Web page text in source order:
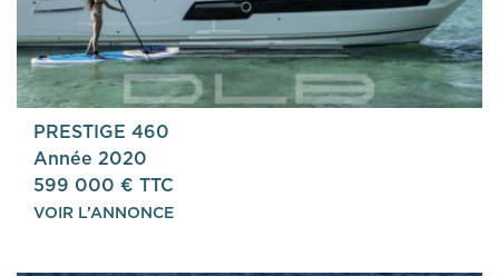
PRESTIGE 460
Année 2020
599 000 € TTC
VOIR L’ANNONCE